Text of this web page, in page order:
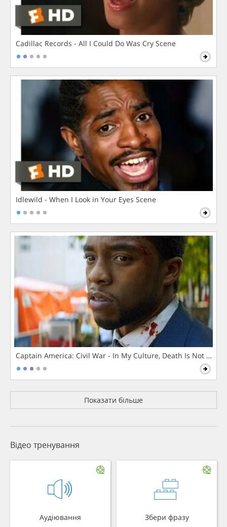
Cadillac Records - All I Could Do Was Cry Scene
Idlewild - When I Look in Your Eyes Scene
Captain America: Civil War - In My Culture, Death Is Not The
Показати більше
Відео тренування
Аудіювання Збери фразу